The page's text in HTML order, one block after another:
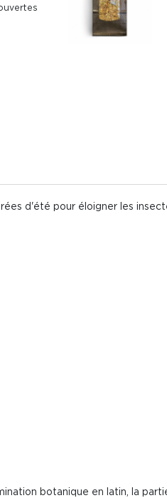
d'été pour éloigner les
botanique en latin, la